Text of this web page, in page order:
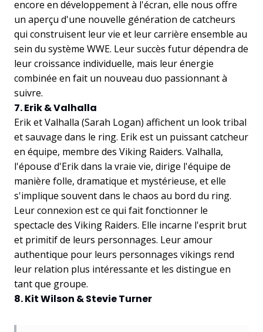
encore en développement à l'écran, elle nous offre
un aperçu d'une nouvelle génération de catcheurs
qui construisent leur vie et leur carrière ensemble au
sein du système WWE. Leur succès futur dépendra de
leur croissance individuelle, mais leur énergie
combinée en fait un nouveau duo passionnant à
suivre.
7. Erik & Valhalla
Erik et Valhalla (Sarah Logan) affichent un look tribal
et sauvage dans le ring. Erik est un puissant catcheur
en équipe, membre des Viking Raiders. Valhalla,
l'épouse d'Erik dans la vraie vie, dirige l'équipe de
manière folle, dramatique et mystérieuse, et elle
s'implique souvent dans le chaos au bord du ring.
Leur connexion est ce qui fait fonctionner le
spectacle des Viking Raiders. Elle incarne l'esprit brut
et primitif de leurs personnages. Leur amour
authentique pour leurs personnages vikings rend
leur relation plus intéressante et les distingue en
tant que groupe.
8. Kit Wilson & Stevie Turner